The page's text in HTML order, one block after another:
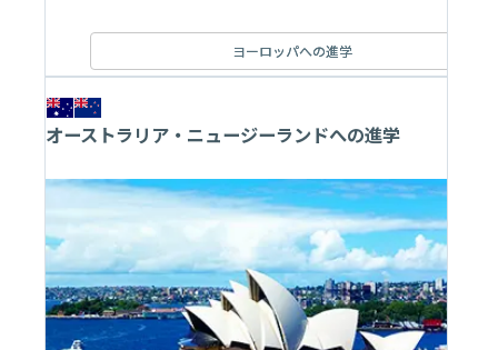
ヨーロッパへの進学
オーストラリア・ニュージーランドへの進学